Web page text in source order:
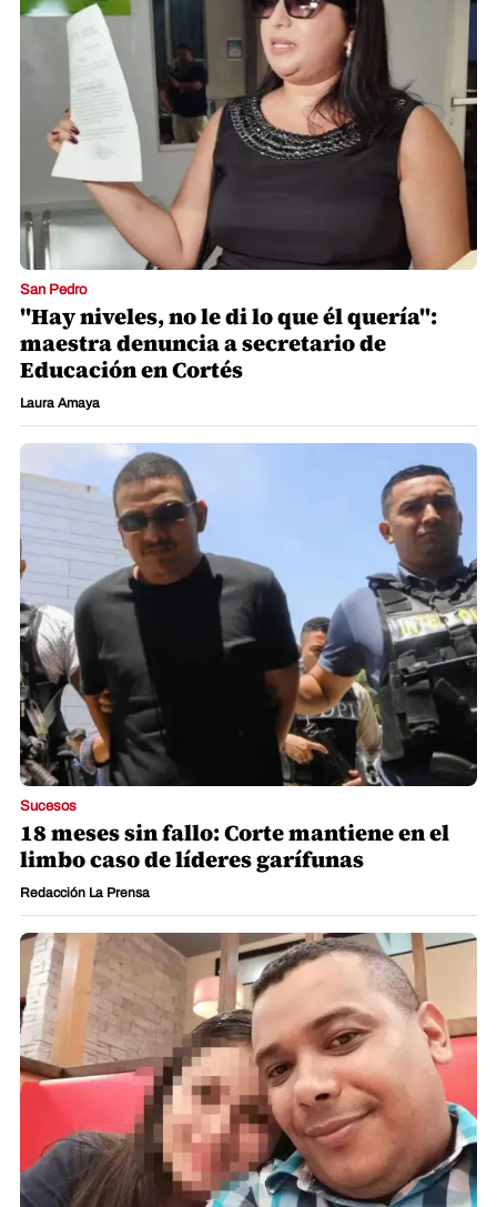
San Pedro
"Hay niveles, no le di lo que él quería":
maestra denuncia a secretario de
Educación en Cortés
Laura Amaya
Sucesos
18 meses sin fallo: Corte mantiene en el
limbo caso de líderes garífunas
Redacción La Prensa